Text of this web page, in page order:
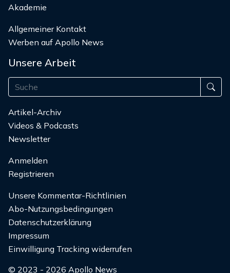
Akademie
Allgemeiner Kontakt
Werben auf Apollo News
Unsere Arbeit
Artikel-Archiv
Videos & Podcasts
Newsletter
Anmelden
Registrieren
Unsere Kommentar-Richtlinien
Abo-Nutzungsbedingungen
Datenschutzerklärung
Impressum
Einwilligung Tracking widerrufen
© 2023 - 2026 Apollo News